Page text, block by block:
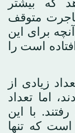
که بیشتر
متوقف
برای این
است را
زیادی از
اما تعداد
با این
که تنها